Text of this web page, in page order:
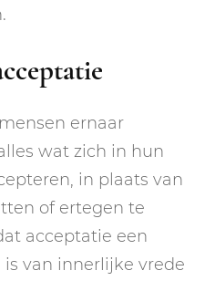
ernaar
wat zich in hun
in plaats van
of ertegen te
acceptatie een
van innerlijke vrede